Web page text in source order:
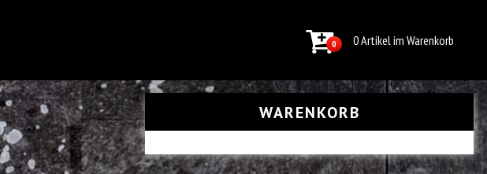
0 0 Artikel im Warenkorb
WARENKORB